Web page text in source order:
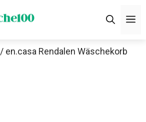
/ en.casa Rendalen Wäschekorb